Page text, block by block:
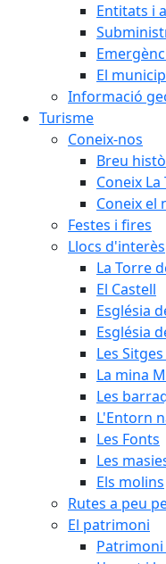
Entitats i
El
Informació
Turisme
Coneix-nos
Breu
Coneix
Coneix el
Festes i fires
Llocs d'interès
La Torre
El Castell
Església
Església
Les
La mina
Les
L'Entorn
Les Fonts
Les
Els molins
Rutes a peu
El patrimoni